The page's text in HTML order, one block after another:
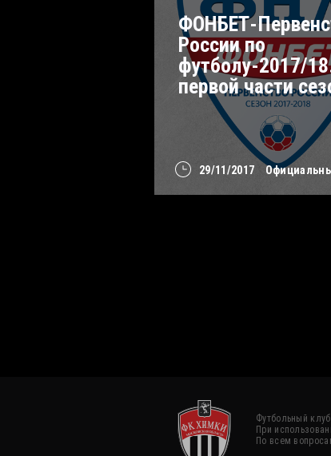
29/11/2017
ФОНБЕТ-
России по
футболу-2017/
первой части
Футбольный
При
По всем